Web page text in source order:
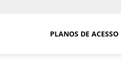
PLANOS DE ACESSO